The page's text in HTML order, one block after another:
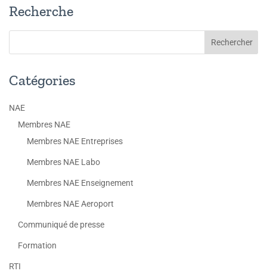
Recherche
Catégories
NAE
Membres NAE
Membres NAE Entreprises
Membres NAE Labo
Membres NAE Enseignement
Membres NAE Aeroport
Communiqué de presse
Formation
RTI